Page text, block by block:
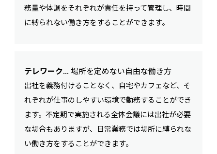
務量や体調をそれぞれが責任を持って管理し、時間
に縛られない働き方をすることができます。
テレワーク... 場所を定めない自由な働き方
出社を義務付けることなく、自宅やカフェなど、そ
れぞれが仕事のしやすい環境で勤務することができ
ます。不定期で実施される全体会議には出社が必要
な場合もありますが、日常業務では場所に縛られな
い働き方をすることができます。